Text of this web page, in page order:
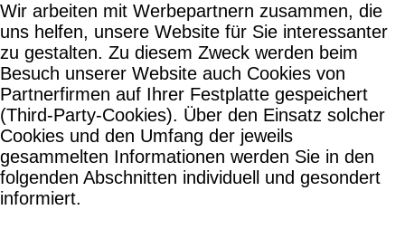
Wir arbeiten mit Werbepartnern zusammen, die
uns helfen, unsere Website für Sie interessanter
zu gestalten. Zu diesem Zweck werden beim
Besuch unserer Website auch Cookies von
Partnerfirmen auf Ihrer Festplatte gespeichert
(Third-Party-Cookies). Über den Einsatz solcher
Cookies und den Umfang der jeweils
gesammelten Informationen werden Sie in den
folgenden Abschnitten individuell und gesondert
informiert.